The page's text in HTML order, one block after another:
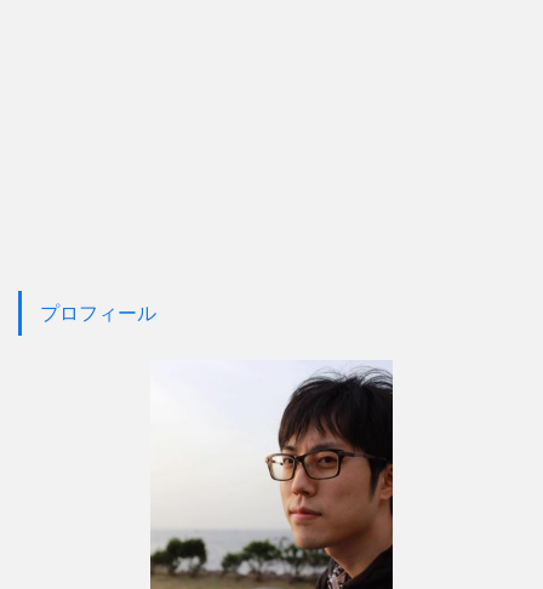
プロフィール